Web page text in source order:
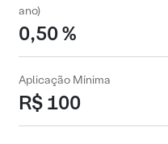
ano)
0,50 %
Aplicação Mínima
R$ 100